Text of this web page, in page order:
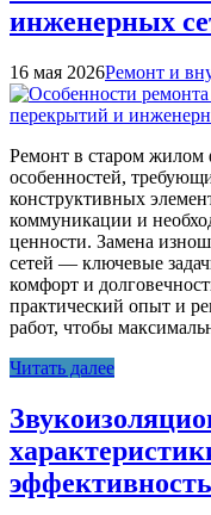
инженерных
16 мая 2026Ремонт и
Ремонт в старом жилом
особенностей,
конструктивных
коммуникации и
ценности. Замена
сетей — ключевые
комфорт и
практический опыт и
работ, чтобы
Читать далее
эффективность